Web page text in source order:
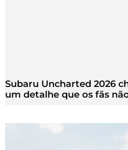
Subaru Uncharted 2026
um detalhe que os fãs